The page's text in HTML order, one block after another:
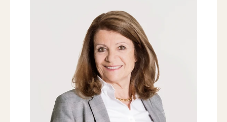
IMMOBILIENBERATERIN
Menschen den Wohntraum zu erfüllen
macht mich glücklich!